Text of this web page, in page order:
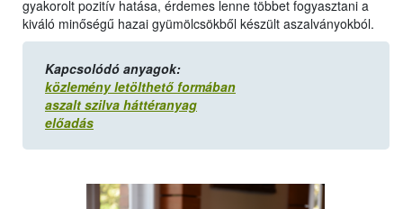
gyakorolt pozitív hatása, érdemes lenne többet fogyasztani a
kiváló minőségű hazai gyümölcsökből készült aszalványokból.
Kapcsolódó anyagok:
közlemény letölthető formában
aszalt szilva háttéranyag
előadás